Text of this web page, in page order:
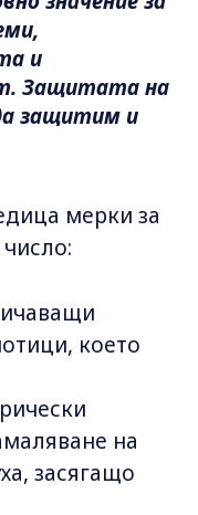
и
Защитата на
защитим и
мерки за
което
на
засягащо